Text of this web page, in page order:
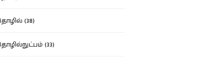
(38)
(33)